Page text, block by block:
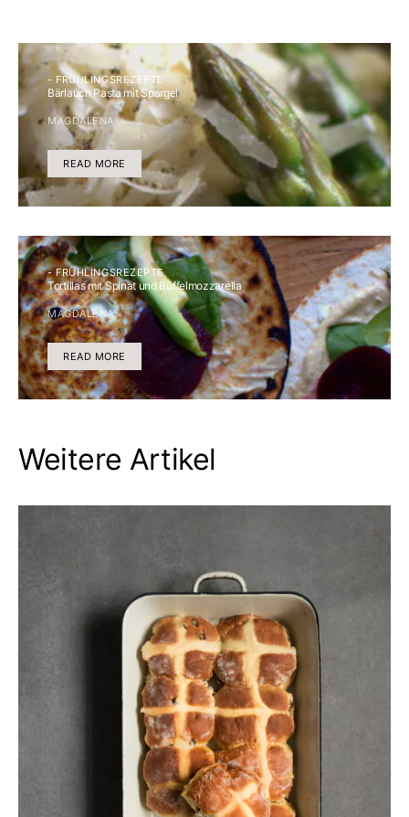
- FRÜHLINGSREZEPTE
Bärlauch Pasta mit Spargel
MAGDALENA
READ MORE
- FRÜHLINGSREZEPTE
Tortillas mit Spinat und Büffelmozzarella
MAGDALENA
READ MORE
Weitere Artikel